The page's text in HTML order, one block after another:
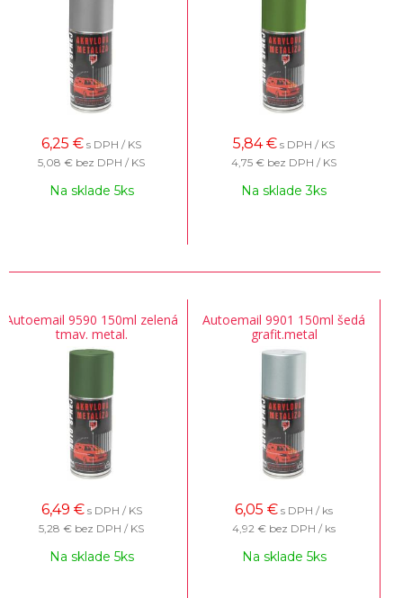
6,25 € s DPH / KS
5,08 € bez DPH / KS
Na sklade 5ks
5,84 € s DPH / KS
4,75 € bez DPH / KS
Na sklade 3ks
Autoemail 9590 150ml zelená
tmav. metal.
6,49 € s DPH / KS
5,28 € bez DPH / KS
Na sklade 5ks
Autoemail 9901 150ml šedá
grafit.metal
6,05 € s DPH / ks
4,92 € bez DPH / ks
Na sklade 5ks